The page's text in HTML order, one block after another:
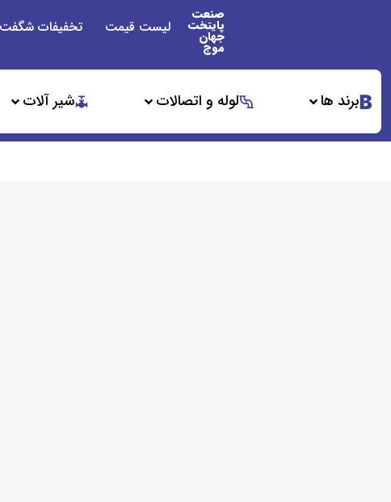
صنعت
پایتخت
جهان
موج
لیست قیمت تخفیفات شگفت
برند ها لوله و اتصالات شیر آلات